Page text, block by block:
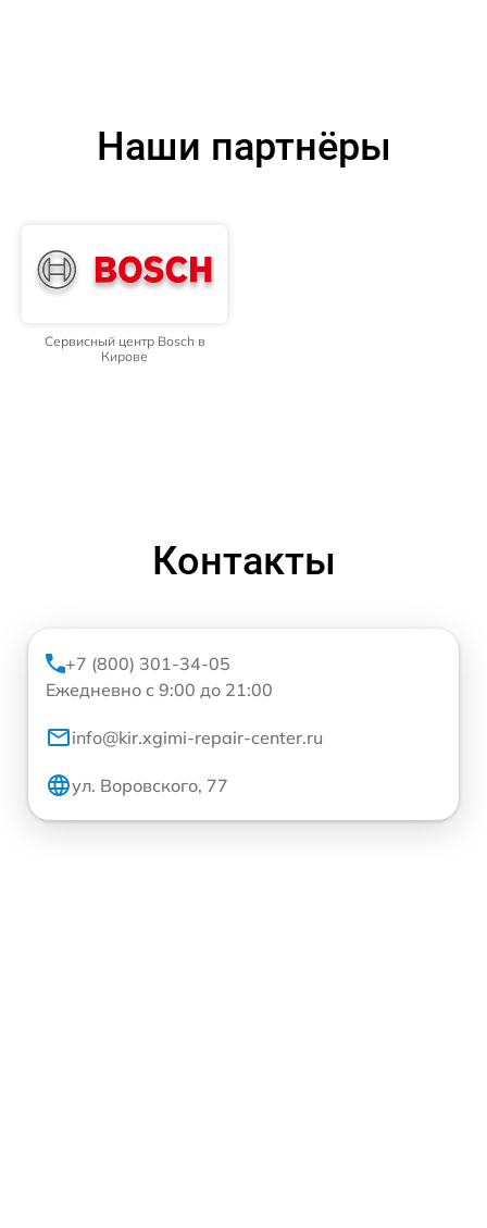
Наши партнёры
Сервисный центр Bosch в
Кирове
Контакты
+7 (800) 301-34-05
Ежедневно с 9:00 до 21:00
info@kir.xgimi-repair-center.ru
ул. Воровского, 77